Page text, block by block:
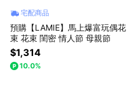
宅配商品
預購【LAMIE】馬上爆富玩偶花
束 花束 閨密 情人節 母親節
$1,314
10.0%